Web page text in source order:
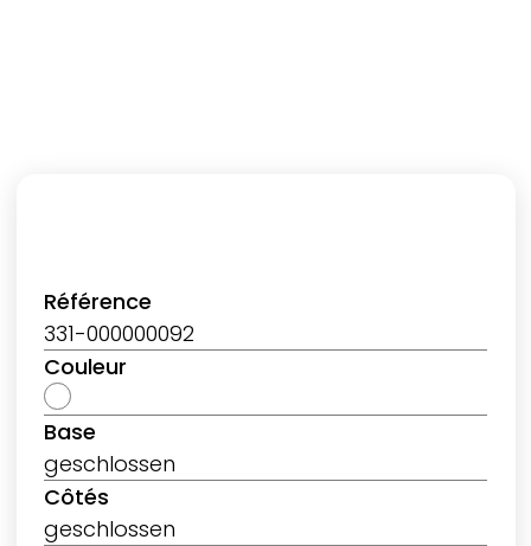
Référence
331-000000092
Couleur
Base
geschlossen
Côtés
geschlossen